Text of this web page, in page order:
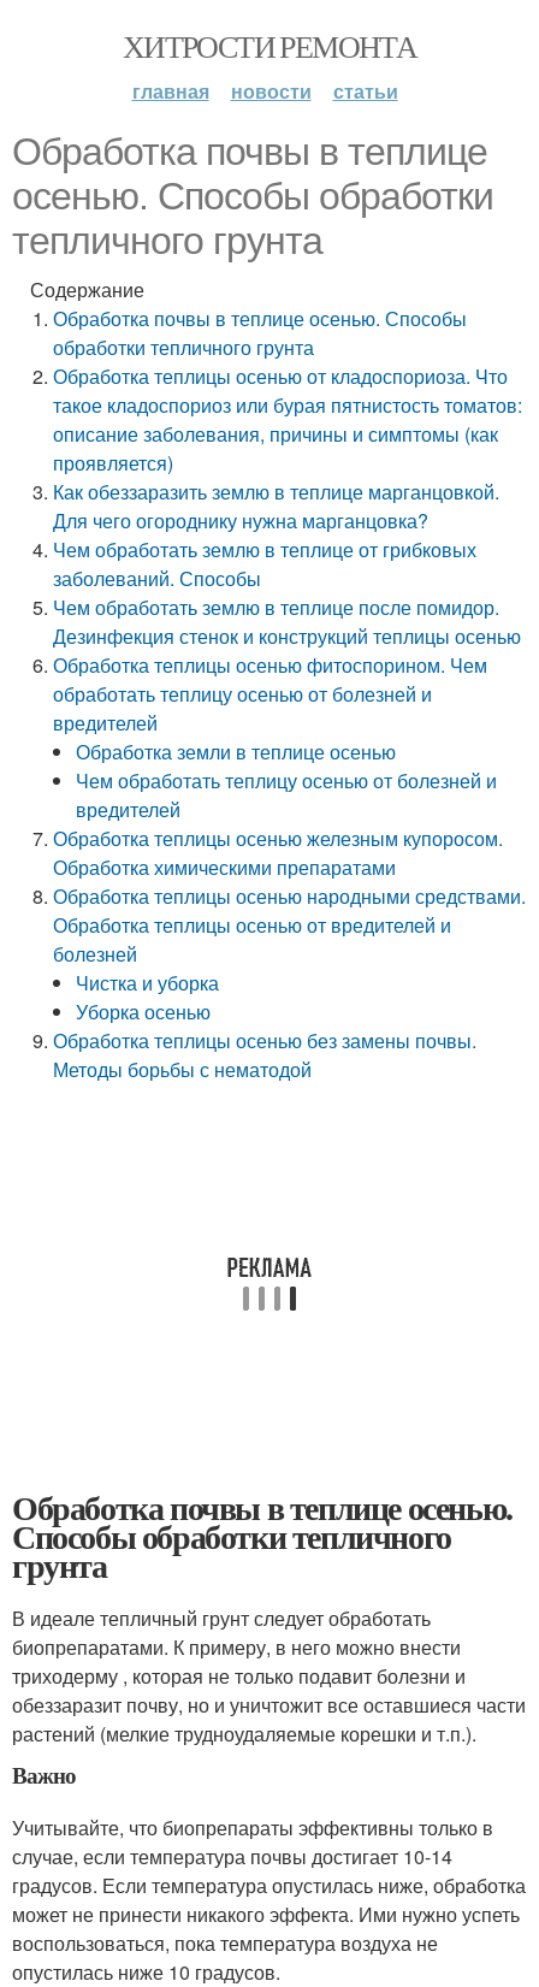
ХИТРОСТИ РЕМОНТА
главная новости статьи
Обработка почвы в теплице
осенью. Способы обработки
тепличного грунта
Содержание
Обработка почвы в теплице осенью. Способы
обработки тепличного грунта
Обработка теплицы осенью от кладоспориоза. Что
такое кладоспориоз или бурая пятнистость томатов:
описание заболевания, причины и симптомы (как
проявляется)
Как обеззаразить землю в теплице марганцовкой.
Для чего огороднику нужна марганцовка?
Чем обработать землю в теплице от грибковых
заболеваний. Способы
Чем обработать землю в теплице после помидор.
Дезинфекция стенок и конструкций теплицы осенью
Обработка теплицы осенью фитоспорином. Чем
обработать теплицу осенью от болезней и
вредителей
Обработка земли в теплице осенью
Чем обработать теплицу осенью от болезней и
вредителей
Обработка теплицы осенью железным купоросом.
Обработка химическими препаратами
Обработка теплицы осенью народными средствами.
Обработка теплицы осенью от вредителей и
болезней
Чистка и уборка
Уборка осенью
Обработка теплицы осенью без замены почвы.
Методы борьбы с нематодой
Обработка почвы в теплице осенью.
Способы обработки тепличного
грунта
В идеале тепличный грунт следует обработать
биопрепаратами. К примеру, в него можно внести
триходерму , которая не только подавит болезни и
обеззаразит почву, но и уничтожит все оставшиеся части
растений (мелкие трудноудаляемые корешки и т.п.).
Важно
Учитывайте, что биопрепараты эффективны только в
случае, если температура почвы достигает 10-14
градусов. Если температура опустилась ниже, обработка
может не принести никакого эффекта. Ими нужно успеть
воспользоваться, пока температура воздуха не
опустилась ниже 10 градусов.